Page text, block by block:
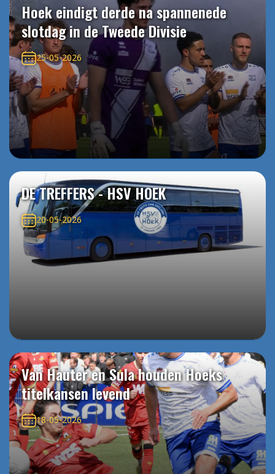
Hoek eindigt derde na spannenede
slotdag in de Tweede Divisie
25-05-2026
DE TREFFERS - HSV HOEK
20-05-2026
Van Hauter en Sula houden Hoeks
titelkansen levend
18-05-2026